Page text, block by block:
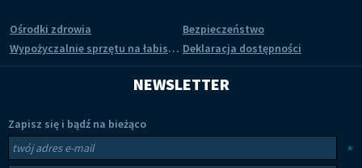
Ośrodki zdrowia
Bezpieczeństwo
Wypożyczalnie sprzętu na łabiszyńskiej wyspie Deklaracja dostępności
NEWSLETTER
Zapisz się i bądź na bieżąco
Newsletter
*